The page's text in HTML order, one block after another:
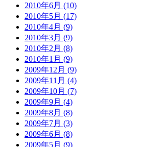
2010年6月 (10)
2010年5月 (17)
2010年4月 (9)
2010年3月 (9)
2010年2月 (8)
2010年1月 (9)
2009年12月 (9)
2009年11月 (4)
2009年10月 (7)
2009年9月 (4)
2009年8月 (8)
2009年7月 (3)
2009年6月 (8)
2009年5月 (9)